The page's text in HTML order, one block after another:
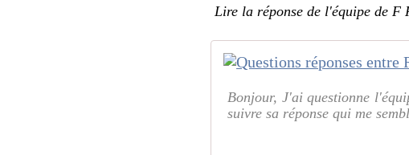
Lire la réponse de l'équipe de F
Bonjour, J'ai questionne
suivre sa réponse qui me